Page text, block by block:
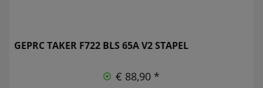
GEPRC TAKER F722 BLS 65A V2 STAPEL
€ 88,90 *